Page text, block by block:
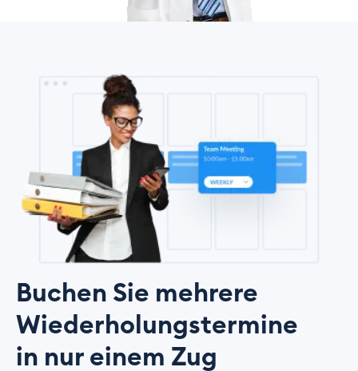
Buchen Sie mehrere
Wiederholungstermine
in nur einem Zug